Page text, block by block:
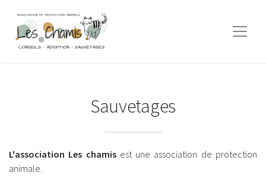
Sauvetages
L'association Les chamisest une association de protection
animale.